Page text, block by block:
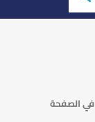
في الصفحة